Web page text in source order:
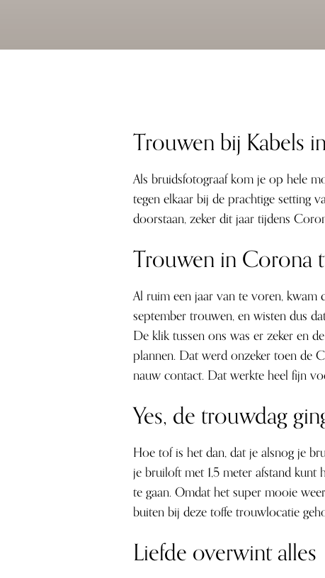
Trouwen bij Kabels
Als bruidsfotograaf kom je op hele
tegen elkaar bij de prachtige setting
doorstaan, zeker dit jaar tijdens
Trouwen in Corona
Al ruim een jaar van te voren,
september trouwen, en wisten dus
De klik tussen ons was er zeker en
plannen. Dat werd onzeker toen de
nauw contact. Dat werkte heel fijn
Yes, de trouwdag
Hoe tof is het dan, dat je alsnog je
je bruiloft met 1,5 meter afstand
te gaan. Omdat het super mooie
buiten bij deze toffe trouwlocatie
Liefde overwint alles